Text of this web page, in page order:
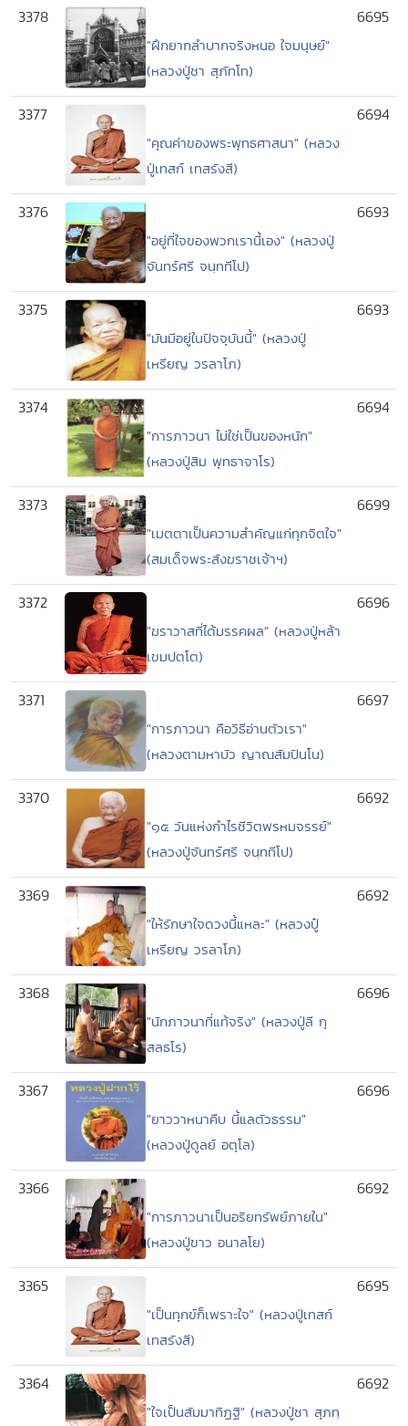
3378
"ฝึกยากลำบากจริงหนอ ใจมนุษย์"
(หลวงปู่ชา สุภัทโท)
6695
3377
"คุณค่าของพระพุทธศาสนา" (หลวง
ปู่เทสก์ เทสรังสี)
6694
3376
"อยู่ที่ใจของพวกเรานี้เอง" (หลวงปู่
จันทร์ศรี จนฺททีโป)
6693
3375
"มันมีอยู่ในปัจจุบันนี้" (หลวงปู่
เหรียญ วรลาโภ)
6693
3374
"การภาวนา ไม่ใช่เป็นของหนัก"
(หลวงปู่สิม พุทธาจาโร)
6694
3373
"เมตตาเป็นความสำคัญแก่ทุกจิตใจ"
(สมเด็จพระสังฆราชเจ้าฯ)
6699
3372
"ฆราวาสที่ได้มรรคผล" (หลวงปู่หล้า
เขมปตฺโต)
6696
3371
"การภาวนา คือวิธีอ่านตัวเรา"
(หลวงตามหาบัว ญาณสัมปันโน)
6697
3370
"๑๕ วันแห่งกำไรชีวิตพรหมจรรย์"
(หลวงปู่จันทร์ศรี จนฺททีโป)
6692
3369
"ให้รักษาใจดวงนี้แหละ" (หลวงปู๋
เหรียญ วรลาโภ)
6692
3368
"นักภาวนาที่แท้จริง" (หลวงปู่ลี กุ
สลธโร)
6696
3367
"ยาววาหนาคืบ นี้แลตัวธรรม"
(หลวงปู่ดูลย์ อตุโล)
6696
3366
"การภาวนาเป็นอริยทรัพย์ภายใน"
(หลวงปู่ขาว อนาลโย)
6692
3365
"เป็นทุกข์ก็เพราะใจ" (หลวงปู่เทสก์
เทสรังสี)
6695
3364
"ใจเป็นสัมมาทิฏฐิ" (หลวงปู่ชา สุภทฺ
6692